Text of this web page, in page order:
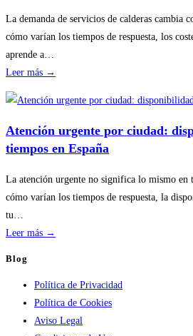
hogar
sin
La demanda de servicios de calderas cambia
cómo varían los tiempos de respuesta, los
aprende a…
Leer más →
por
temporada
de
calderas:
Atención urgente por ciudad:
tiempos en España
La atención urgente no significa lo mismo en
cómo varían los tiempos de respuesta, la
tu…
Leer más →
por
ciudad:
disponibilidad
Blog
Política de Privacidad
Política de Cookies
Aviso Legal